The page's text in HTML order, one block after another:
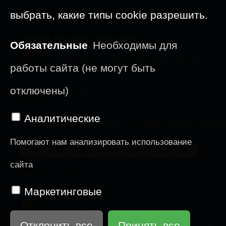
09-23 августа: ОТПУСК
Пункт выдачи заказов:
Способы оплаты
У нас можно оплатить следующим
выбрать, какие типы cookie разрешить.
Обязательные Необходимы для
работы сайта (не могут быть
отключены)
Аналитические
Помогают нам анализировать использование
сайта
Маркетинговые